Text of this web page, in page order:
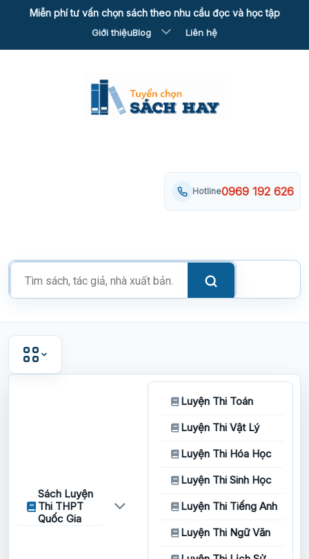
Miễn phí tư vấn chọn sách theo nhu cầu đọc và học tập
Giới thiệuBlog Liên hệ
Tìm
kiếm
phẩm
Hotline0969 192 626
Sách Luyện
Thi THPT
Quốc Gia
Luyện Thi Toán
Luyện Thi Vật Lý
Luyện Thi Hóa Học
Luyện Thi Sinh Học
Luyện Thi Tiếng Anh
Luyện Thi Ngữ Văn